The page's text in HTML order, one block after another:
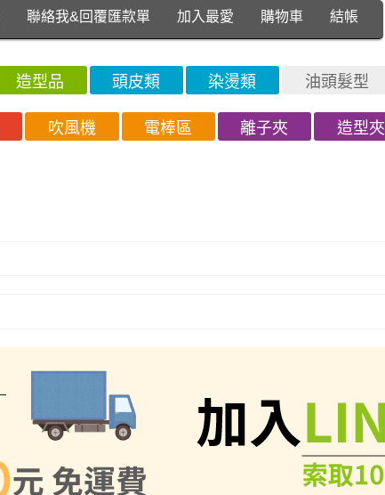
聯絡我&回覆匯款單 加入最愛 購物車 結帳
造型品 頭皮類 染燙類 油頭髮型
吹風機 電棒區 離子夾 造型夾